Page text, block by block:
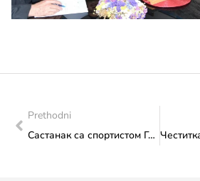
Prethodni
Састанак са спортистом Гораном Круљем